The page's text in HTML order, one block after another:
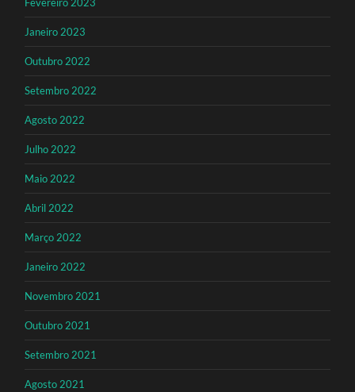
Fevereiro 2023
Janeiro 2023
Outubro 2022
Setembro 2022
Agosto 2022
Julho 2022
Maio 2022
Abril 2022
Março 2022
Janeiro 2022
Novembro 2021
Outubro 2021
Setembro 2021
Agosto 2021